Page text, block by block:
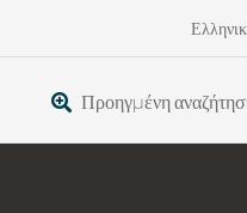
Προηγμένη